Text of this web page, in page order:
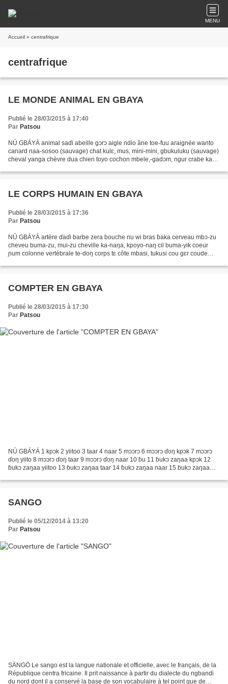
MENU
Accueil » centrafrique
centrafrique
LE MONDE ANIMAL EN GBAYA
Publié le 28/03/2015 à 17:40
Par Patsou
NÚ GBÁYÁ animal saɗi abeille gɔrɔ aigle ndio âne toe-fuu araignée wanto
canard naa-sosoo (sauvage) chat kulɛ, mus, mini-mini, gbukuluku (sauvage)
cheval yanga chèvre dua chien toyo cochon mbele,-gadɔm, ngur crabe kaya
LE CORPS HUMAIN EN GBAYA
Publié le 28/03/2015 à 17:36
Par Patsou
NÚ GBÁYÁ artère ɗaɗi barbe zera bouche nu wi bras ɓaka cerveau mbɔ-zu
cheveu buma-zu, mui-zu cheville ka-naŋa, kpoyo-naŋ cil buma-yik coeur
ɲum colonne vertébrale te-doŋ corps tɛ côte mbasi, tukusi cou gɛr coude
COMPTER EN GBAYA
Publié le 28/03/2015 à 17:30
Par Patsou
NÚ GBÁYÁ 1 kpɔk 2 yiitoo 3 taar 4 naar 5 mɔɔrɔ 6 mɔɔrɔ ɗoŋ kpɔk 7 mɔɔrɔ
ɗoŋ yiito 8 mɔɔrɔ ɗoŋ taar 9 mɔɔrɔ ɗoŋ naar 10 ɓu 11 ɓukɔ zaŋaa kpɔk 12
ɓukɔ zaŋaa yiitoo 13 ɓukɔ zaŋaa taar 14 ɓukɔ zaŋaa naar 15 ɓukɔ zaŋaa
SANGO
Publié le 05/12/2014 à 13:20
Par Patsou
SÄNGÖ Le sango est la langue nationale et officielle, avec le français, de la
République centra fricaine. Il prit naissance à partir du dialecte du ngbandi
du nord dont il a conservé la base de son vocabulaire à tel point que de